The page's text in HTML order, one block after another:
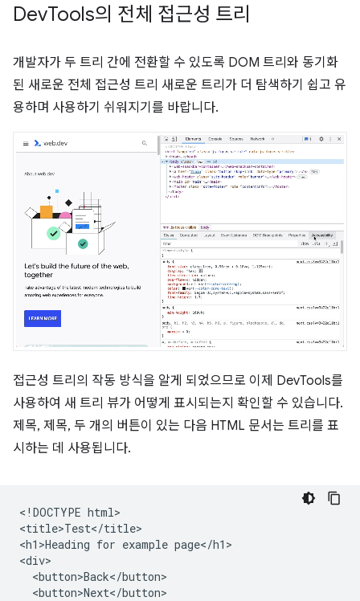
DevTools의 전체 접근성 트리
개발자가 두 트리 간에 전환할 수 있도록 DOM 트리와 동기화
된 새로운 전체 접근성 트리 새로운 트리가 더 탐색하기 쉽고 유
용하며 사용하기 쉬워지기를 바랍니다.
접근성 트리의 작동 방식을 알게 되었으므로 이제 DevTools를
사용하여 새 트리 뷰가 어떻게 표시되는지 확인할 수 있습니다.
제목, 제목, 두 개의 버튼이 있는 다음 HTML 문서는 트리를 표
시하는 데 사용됩니다.
<!DOCTYPE html>
<title>Test</title>
<h1>Heading for example page</h1>
<div>
  <button>Back</button>
  <button>Next</button>